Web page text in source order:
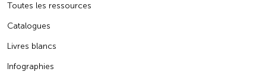
Toutes les ressources
Catalogues
Livres blancs
Infographies